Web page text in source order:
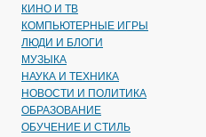
КИНО И ТВ
КОМПЬЮТЕРНЫЕ ИГРЫ
ЛЮДИ И БЛОГИ
МУЗЫКА
НАУКА И ТЕХНИКА
НОВОСТИ И ПОЛИТИКА
ОБРАЗОВАНИЕ
ОБУЧЕНИЕ И СТИЛЬ